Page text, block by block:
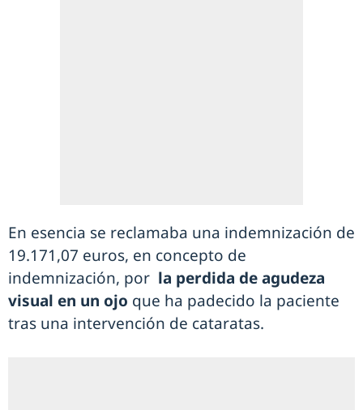
En esencia se reclamaba una indemnización de
19.171,07 euros, en concepto de
indemnización, por la perdida de agudeza
visual en un ojo que ha padecido la paciente
tras una intervención de cataratas.